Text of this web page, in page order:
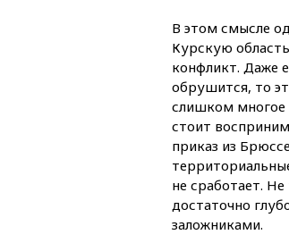
В этом смысле
Курскую
конфликт. Даже
обрушится, то
слишком многое
стоит
приказ из
не сработает.
достаточно
заложниками.